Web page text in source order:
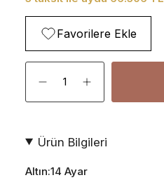
Favorilere Ekle
Adet
Ürün Bilgileri
Altın:14 Ayar